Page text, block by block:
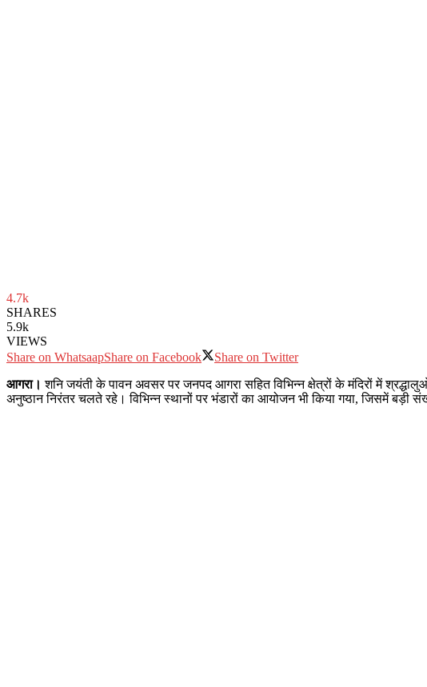
4.7k
SHARES
5.9k
VIEWS
Share on WhatsaapShare on Facebook
Share on Twitter
आगरा। शनि जयंती के पावन अवसर पर जनपद आगरा सहित विभिन्न क्षेत्रों के मंदिरों में
अनुष्ठान निरंतर चलते रहे। विभिन्न स्थानों पर भंडारों का आयोजन भी किया गया, जिसमें बड़ी